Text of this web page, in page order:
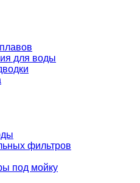
для воды
фильтров
под мойку